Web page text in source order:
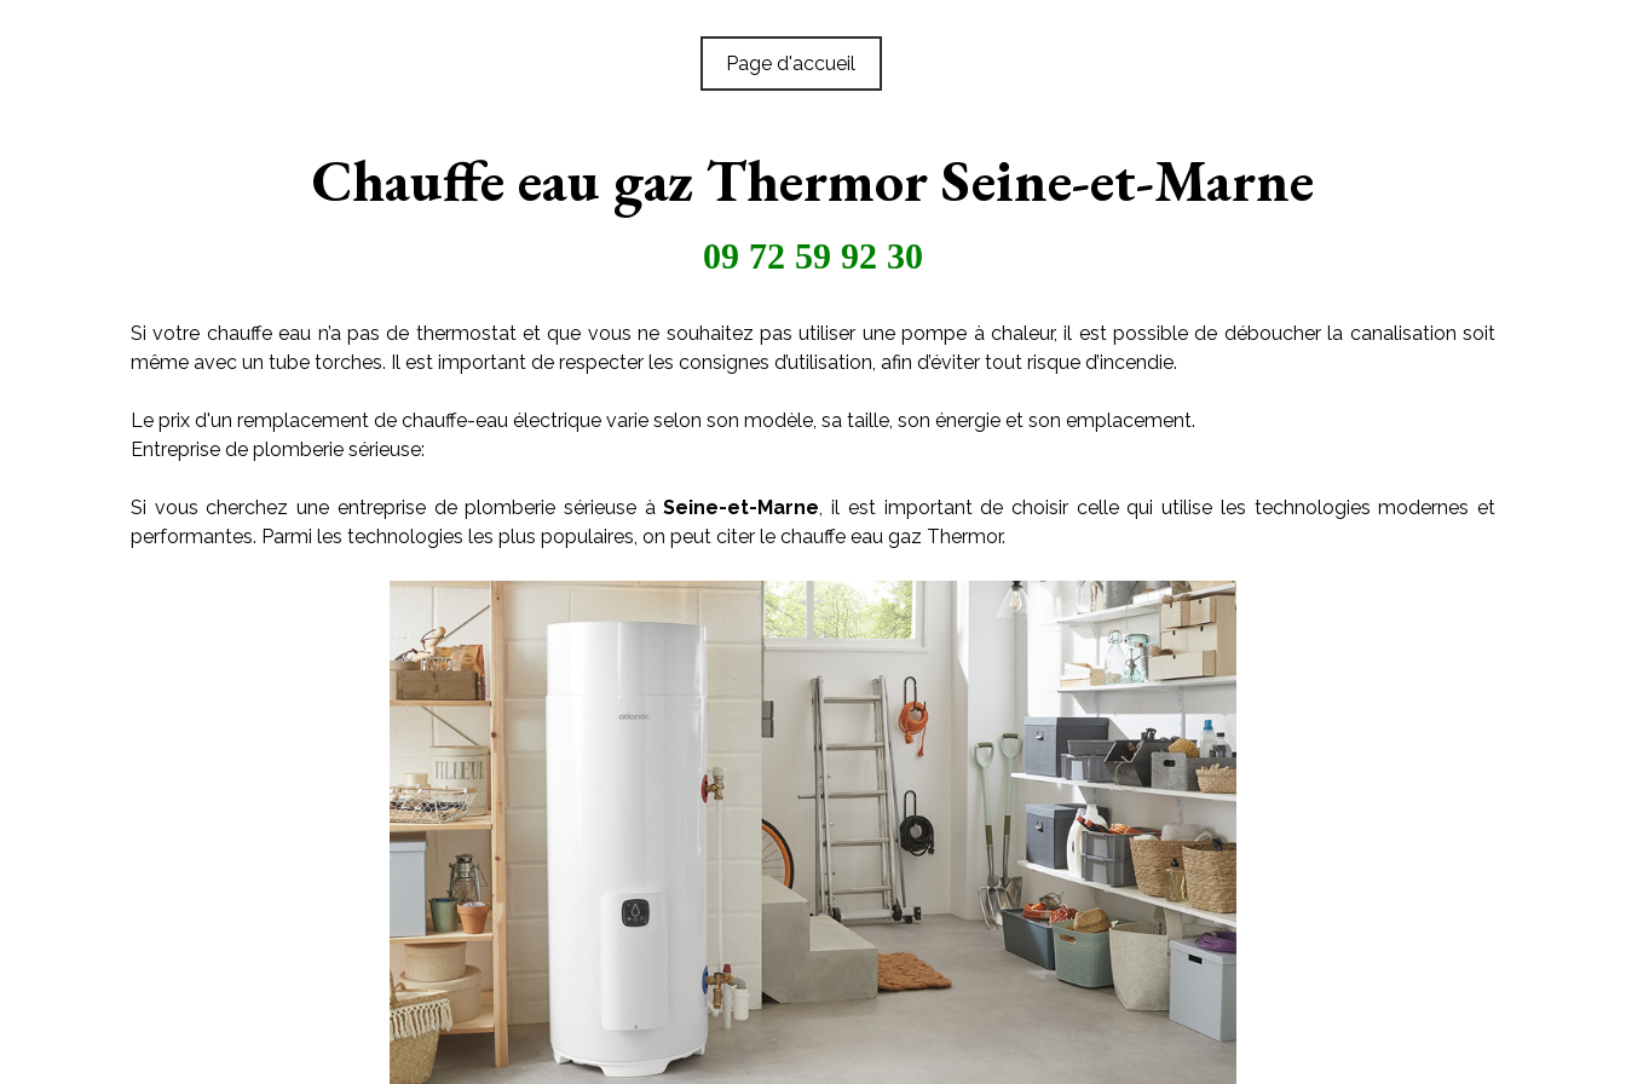
Page d'accueil
Chauffe eau gaz Thermor Seine-et-Marne
09 72 59 92 30
Si votre chauffe eau n’a pas de thermostat et que vous ne souhaitez pas utiliser une pompe à chaleur, il est possible de déboucher la canalisation soit
même avec un tube torches. Il est important de respecter les consignes d’utilisation, afin d’éviter tout risque d’incendie.
Le prix d'un remplacement de chauffe-eau électrique varie selon son modèle, sa taille, son énergie et son emplacement.
Entreprise de plomberie sérieuse:
Si vous cherchez une entreprise de plomberie sérieuse àSeine-et-Marne, il est important de choisir celle qui utilise les technologies modernes et
performantes. Parmi les technologies les plus populaires, on peut citer le chauffe eau gaz Thermor.